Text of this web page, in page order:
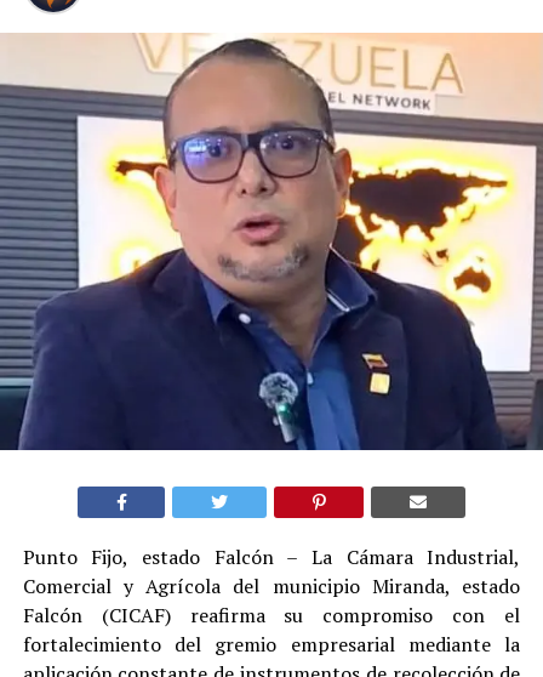
Punto Fijo, estado Falcón – La Cámara Industrial,
Comercial y Agrícola del municipio Miranda, estado
Falcón (CICAF) reafirma su compromiso con el
fortalecimiento del gremio empresarial mediante la